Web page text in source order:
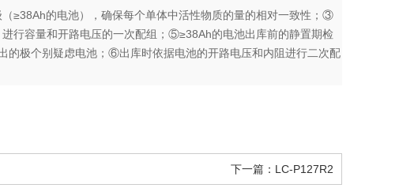
≥38Ah的电池），确保每个单体中活性物质的量的相对一致性；③
行容量和开路电压的一次配组；⑤≥38Ah的电池出库前的静置期检
的极个别疑虑电池；⑥出库时依据电池的开路电压和内阻进行二次配
下一篇： LC-P127R2